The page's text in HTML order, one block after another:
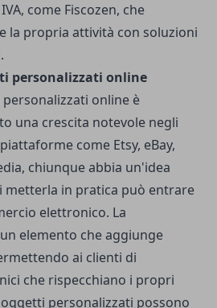
come Fiscozen, che
la propria attività con soluzioni
personalizzati online
online è
una crescita notevole negli
come Etsy, eBay,
chiunque abbia un'idea
metterla in pratica può entrare
elettronico. La
elemento che aggiunge
ai clienti di
che rispecchiano i propri
personalizzati possono